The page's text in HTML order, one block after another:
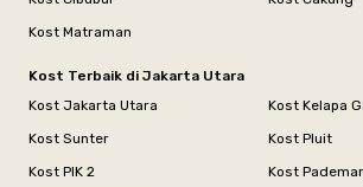
Kost Matraman
Kost Terbaik di Jakarta Utara
Kost Jakarta Utara
Kost Kelapa
Kost Sunter
Kost Pluit
Kost PIK 2
Kost